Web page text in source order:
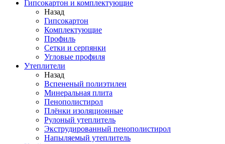
Гипсокартон и комплектующие
Назад
Гипсокартон
Комплектующие
Профиль
Сетки и серпянки
Угловые профиля
Утеплители
Назад
Вспененый полиэтилен
Минеральная плита
Пенополистирол
Плёнки изоляционные
Рулоный утеплитель
Экструдированный пенополистирол
Напыляемый утеплитель